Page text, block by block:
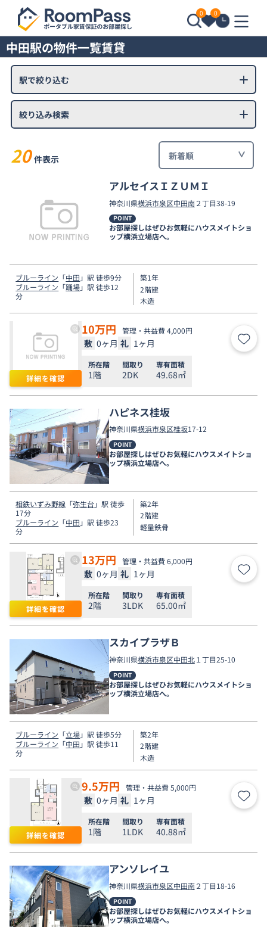
0 0
中田駅の物件一覧賃貸
駅で絞り込む
絞り込み検索
20 件表示
アルセイスＩＺＵＭＩ
神奈川県横浜市泉区中田南２丁目38-19
POINT
お部屋探しはぜひお気軽にハウスメイトショ
ップ横浜立場店へ。
ブルーライン 「中田 」駅 徒歩9分
ブルーライン 「踊場」駅 徒歩12
分
築1年
2階建
木造
詳細を確認
10万円 管理・共益費 4,000円
敷 0ヶ月 礼 1ヶ月 お気
所在階
1階
間取り
2DK
専有面積
49.68㎡
ハピネス桂坂
神奈川県横浜市泉区桂坂17-12
POINT
お部屋探しはぜひお気軽にハウスメイトショ
ップ横浜立場店へ。
相鉄いずみ野線 「弥生台」駅 徒歩
17分
ブルーライン 「中田 」駅 徒歩23
分
築2年
2階建
軽量鉄骨
詳細を確認
13万円 管理・共益費 6,000円
敷 0ヶ月 礼 1ヶ月 お気
所在階
2階
間取り
3LDK
専有面積
65.00㎡
スカイプラザＢ
神奈川県横浜市泉区中田北１丁目25-10
POINT
お部屋探しはぜひお気軽にハウスメイトショ
ップ横浜立場店へ。
ブルーライン 「立場」駅 徒歩5分
ブルーライン 「中田 」駅 徒歩11
分
築2年
2階建
木造
詳細を確認
9.5万円 管理・共益費 5,000円
敷 0ヶ月 礼 1ヶ月 お気
所在階
1階
間取り
1LDK
専有面積
40.88㎡
アンソレイユ
神奈川県横浜市泉区中田南２丁目18-16
POINT
お部屋探しはぜひお気軽にハウスメイトショ
ップ横浜立場店へ。